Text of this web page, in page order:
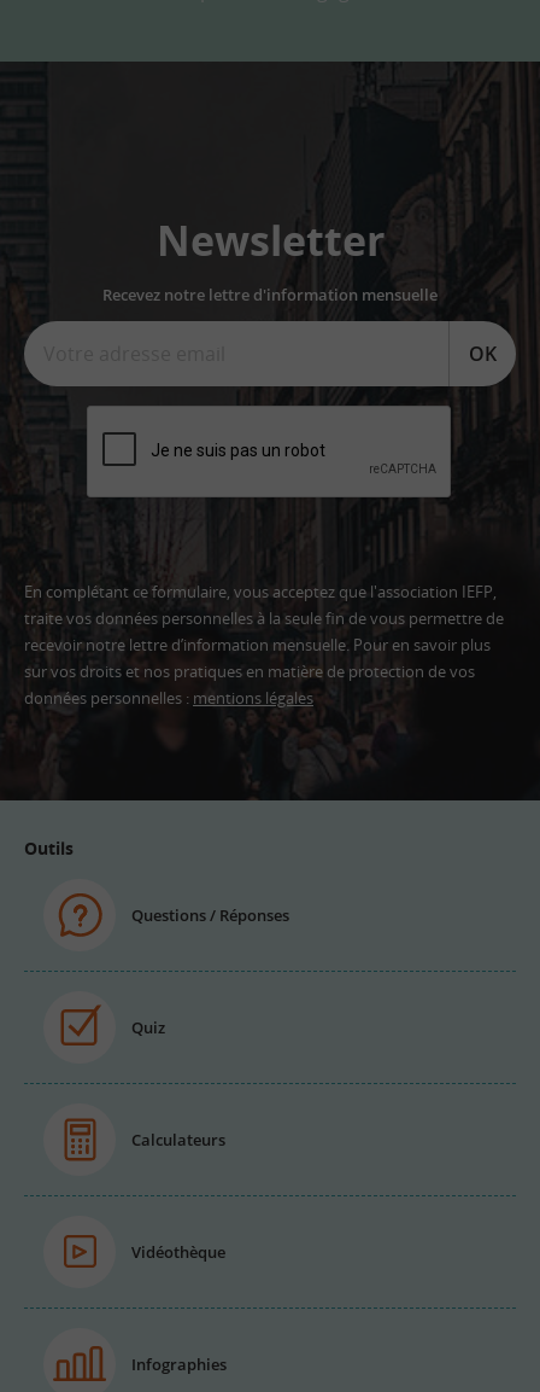
Newsletter
Recevez notre lettre d'information mensuelle
OK
En complétant ce formulaire, vous acceptez que l'association IEFP,
traite vos données personnelles à la seule fin de vous permettre de
recevoir notre lettre d’information mensuelle. Pour en savoir plus
sur vos droits et nos pratiques en matière de protection de vos
données personnelles : mentions légales
Adresse
Outils
Questions / Réponses
Quiz
Calculateurs
Vidéothèque
Infographies